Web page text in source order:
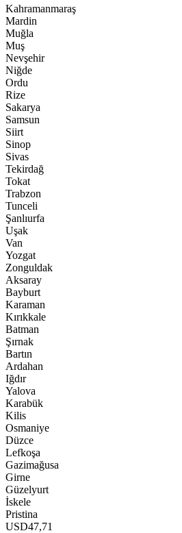
Kahramanmaraş
Mardin
Muğla
Muş
Nevşehir
Niğde
Ordu
Rize
Sakarya
Samsun
Siirt
Sinop
Sivas
Tekirdağ
Tokat
Trabzon
Tunceli
Şanlıurfa
Uşak
Van
Yozgat
Zonguldak
Aksaray
Bayburt
Karaman
Kırıkkale
Batman
Şırnak
Bartın
Ardahan
Iğdır
Yalova
Karabük
Kilis
Osmaniye
Düzce
Lefkoşa
Gazimağusa
Girne
Güzelyurt
İskele
Pristina
USD47,71